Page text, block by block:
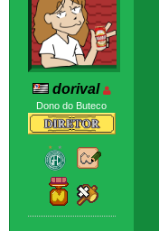
dorival
Dono do Buteco